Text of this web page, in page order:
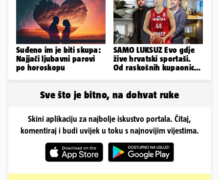
Suđeno im je biti skupa:
Najjači ljubavni parovi
po horoskopu
SAMO LUKSUZ Evo gdje
žive hrvatski sportaši.
Od raskošnih kupaonica
Sve što je bitno, na dohvat ruke
Skini aplikaciju za najbolje iskustvo portala. Čitaj,
komentiraj i budi uvijek u toku s najnovijim vijestima.